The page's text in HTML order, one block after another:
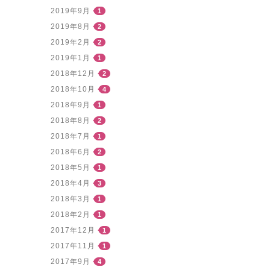
2019年9月 1
2019年8月 2
2019年2月 2
2019年1月 1
2018年12月 2
2018年10月 4
2018年9月 1
2018年8月 2
2018年7月 1
2018年6月 2
2018年5月 1
2018年4月 3
2018年3月 1
2018年2月 1
2017年12月 1
2017年11月 1
2017年9月 4